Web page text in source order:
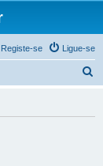
Ligue-se
Registe-se